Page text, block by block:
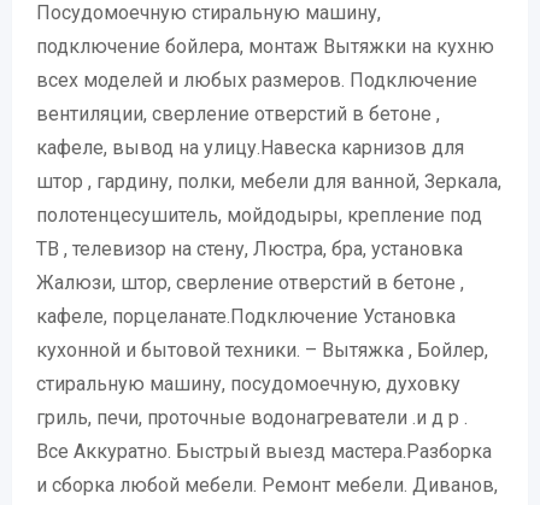
Посудомоечную стиральную машину,
подключение бойлера, монтаж Вытяжки на кухню
всех моделей и любых размеров. Подключение
вентиляции, сверление отверстий в бетоне ,
кафеле, вывод на улицу.Навеска карнизов для
штор , гардину, полки, мебели для ванной, Зеркала,
полотенцесушитель, мойдодыры, крепление под
ТВ , телевизор на стену, Люстра, бра, установка
Жалюзи, штор, сверление отверстий в бетоне ,
кафеле, порцеланате.Подключение Установка
кухонной и бытовой техники. – Вытяжка , Бойлер,
стиральную машину, посудомоечную, духовку
гриль, печи, проточные водонагреватели .и д р .
Все Аккуратно. Быстрый выезд мастера.Разборка
и сборка любой мебели. Ремонт мебели. Диванов,